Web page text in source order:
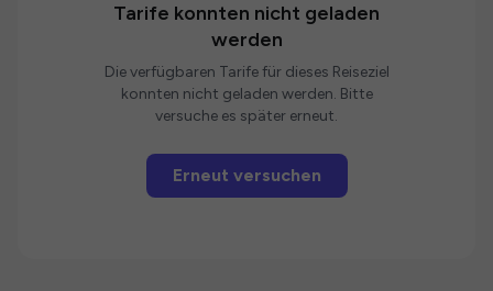
Tarife konnten nicht geladen
werden
Die verfügbaren Tarife für dieses Reiseziel
konnten nicht geladen werden. Bitte
versuche es später erneut.
Erneut versuchen